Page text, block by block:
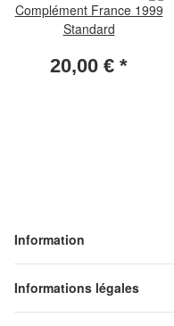
Complément France 1999
Standard
20,00 € *
Information
Informations légales